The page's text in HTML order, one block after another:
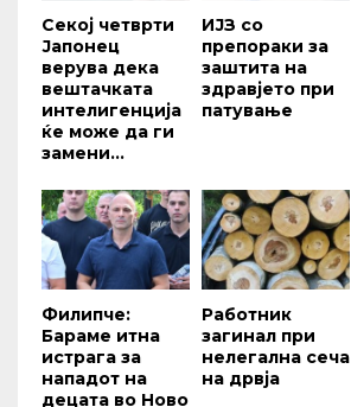
Секој четврти
Јапонец
верува дека
вештачката
интелигенција
ќе може да ги
замени...
ИЈЗ со
препораки за
заштита на
здравјето при
патување
Филипче:
Бараме итна
истрага за
нападот на
децата во Ново
Работник
загинал при
нелегална сеча
на дрвја